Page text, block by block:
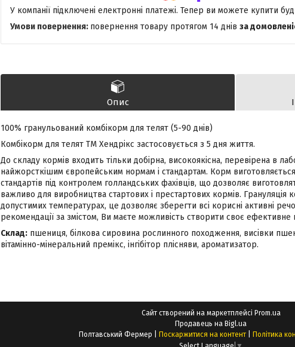
У компанії підключені електронні платежі. Тепер ви можете купити
повернення товару протягом 14 днів за
Опис
100% гранульований комбікорм для телят (5-90 днів)
Комбікорм для телят ТМ Хендрікс застосовується з 5 дня життя.
До складу кормів входить тільки добірна, високоякісна, перевірена в
найжорсткішим європейським нормам і стандартам. Корм
стандартів під контролем голландських фахівців, що дозволяє
важливо для виробництва стартових і престартових кормів. Грануляція
допустимих температурах, це дозволяє зберегти всі корисні активні
рекомендації за змістом, Ви маєте можливість створити своє ефективне
Склад: пшениця, білкова сировина рослинного походження, висівки
вітамінно-мінеральний премікс, інгібітор плісняви, ароматизатор.
Сайт створений на маркетплейсі Prom.ua
Продавець на Bigl.ua
Поскаржитися на контент
Політика